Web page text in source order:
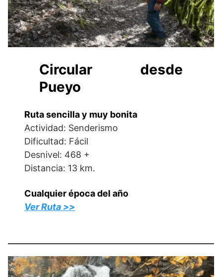
Circular desde
Pueyo
Ruta sencilla y muy bonita
Actividad: Senderismo
Dificultad: Fácil
Desnivel: 468 +
Distancia: 13 km.
Cualquier época del año
Ver Ruta >>